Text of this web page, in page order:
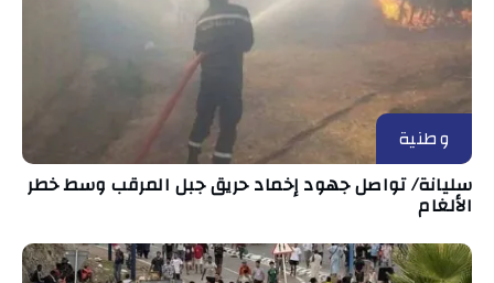
وطنية
سليانة/ تواصل جهود إخماد حريق جبل المرقب وسط خطر
الألغام